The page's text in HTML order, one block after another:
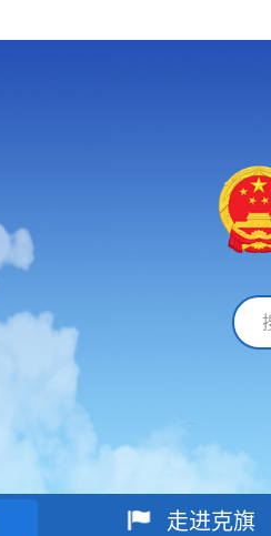
走进克旗